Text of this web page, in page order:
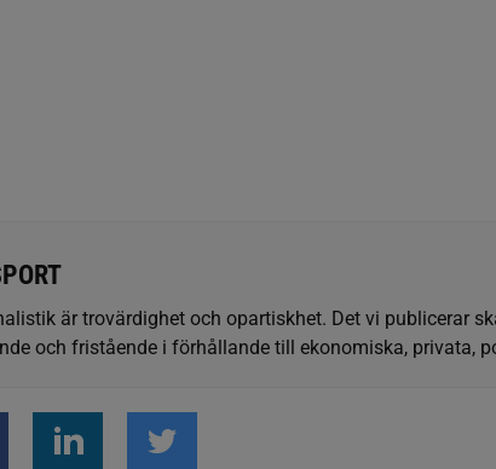
är trovärdighet och opartiskhet. Det vi publicerar
och fristående i förhållande till ekonomiska, privata,